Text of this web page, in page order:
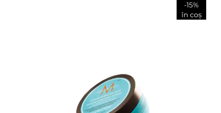
-15%
în coș